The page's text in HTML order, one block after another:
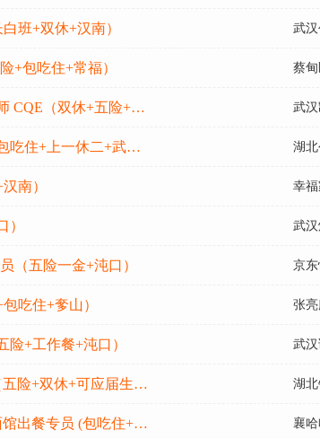
班+双休+汉南） 武
+包吃住+常福） 蔡
3楼 客户质量工程师 CQE（双休+五险+0加班） 武
4楼 国企加油员（包吃住+上一休二+武昌区大东门）
南） 幸
） 武
（五险一金+沌口） 京东
吃住+奓山） 张亮
+工作餐+沌口） 武
10楼 销售工程师（五险+双休+可应届生+沌口） 湖
11楼 高品质牛肉面馆出餐专员 (包吃住+沌口） 襄